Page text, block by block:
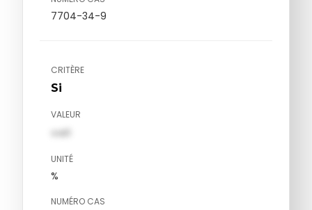
7704-34-9
CRITÈRE
Si
VALEUR
val1
UNITÉ
%
NUMÉRO CAS